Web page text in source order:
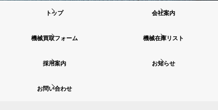
トップ 会社案内
機械買取フォーム 機械在庫リスト
採用案内 お知らせ
お問い合わせ